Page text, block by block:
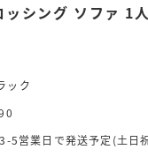
ッシング ソファ 1
ック
5営業日で発送予定(土日